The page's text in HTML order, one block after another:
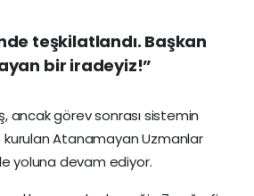
teşkilatlandı. Başkan
bir iradeyiz!”
ancak görev sonrası sistemin
Atanamayan Uzmanlar
yoluna devam ediyor.